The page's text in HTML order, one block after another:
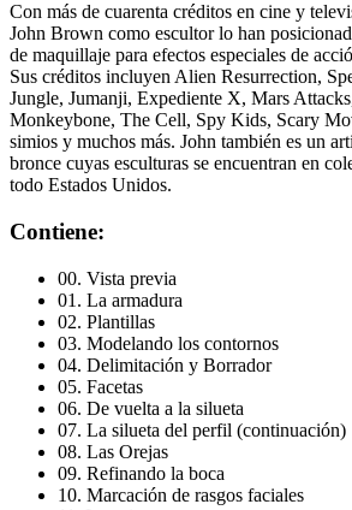
Con más de cuarenta créditos en cine y
John Brown como escultor lo han
de maquillaje para efectos especiales de
Sus créditos incluyen Alien Resurrection,
Jungle, Jumanji, Expediente X, Mars
Monkeybone, The Cell, Spy Kids, Scary
simios y muchos más. John también es un
bronce cuyas esculturas se encuentran en
todo Estados Unidos.
Contiene:
00. Vista previa
01. La armadura
02. Plantillas
03. Modelando los contornos
04. Delimitación y Borrador
05. Facetas
06. De vuelta a la silueta
07. La silueta del perfil (continuación)
08. Las Orejas
09. Refinando la boca
10. Marcación de rasgos faciales